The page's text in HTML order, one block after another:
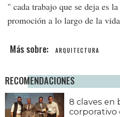
" cada trabajo que se deja es
promoción a lo largo de la
ARQUITECTURA
RECOMENDACIONES
8 claves en
corporativo